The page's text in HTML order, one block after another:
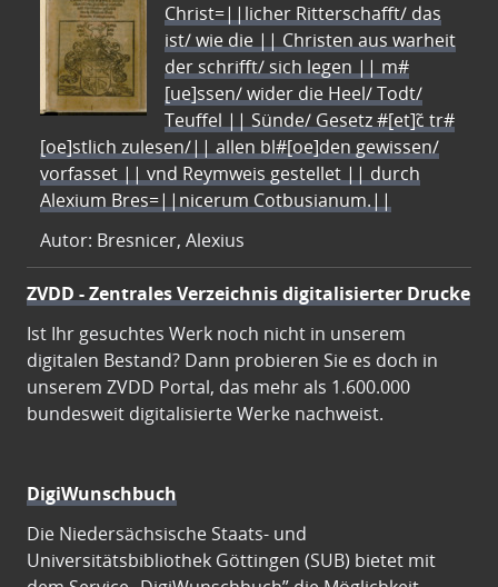
Christ=||licher Ritterschafft/ das
ist/ wie die || Christen aus warheit
der schrifft/ sich legen || m#
[ue]ssen/ wider die Heel/ Todt/
Teuffel || Sünde/ Gesetz #[et]c̃ tr#
[oe]stlich zulesen/|| allen bl#[oe]den gewissen/
vorfasset || vnd Reymweis gestellet || durch
Alexium Bres=||nicerum Cotbusianum.||
Autor: Bresnicer, Alexius
ZVDD - Zentrales Verzeichnis digitalisierter Drucke
Ist Ihr gesuchtes Werk noch nicht in unserem
digitalen Bestand? Dann probieren Sie es doch in
unserem ZVDD Portal, das mehr als 1.600.000
bundesweit digitalisierte Werke nachweist.
DigiWunschbuch
Die Niedersächsische Staats- und
Universitätsbibliothek Göttingen (SUB) bietet mit